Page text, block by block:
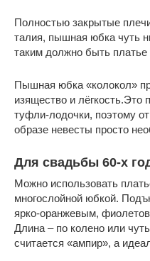
Полностью закрытые
талия, пышная юбка чуть
таким должно быть платье
Пышная юбка «колокол»
изящество и лёгкость.Это
туфли-лодочки, поэтому
образе невесты просто
Для свадьбы 60-х
Можно использовать
многослойной юбкой.
ярко-оранжевым,
Длина – по колено или
считается «ампир», а